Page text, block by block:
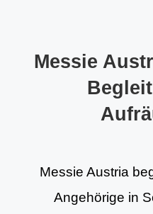
Messie
Messie Austria
Angehörige in